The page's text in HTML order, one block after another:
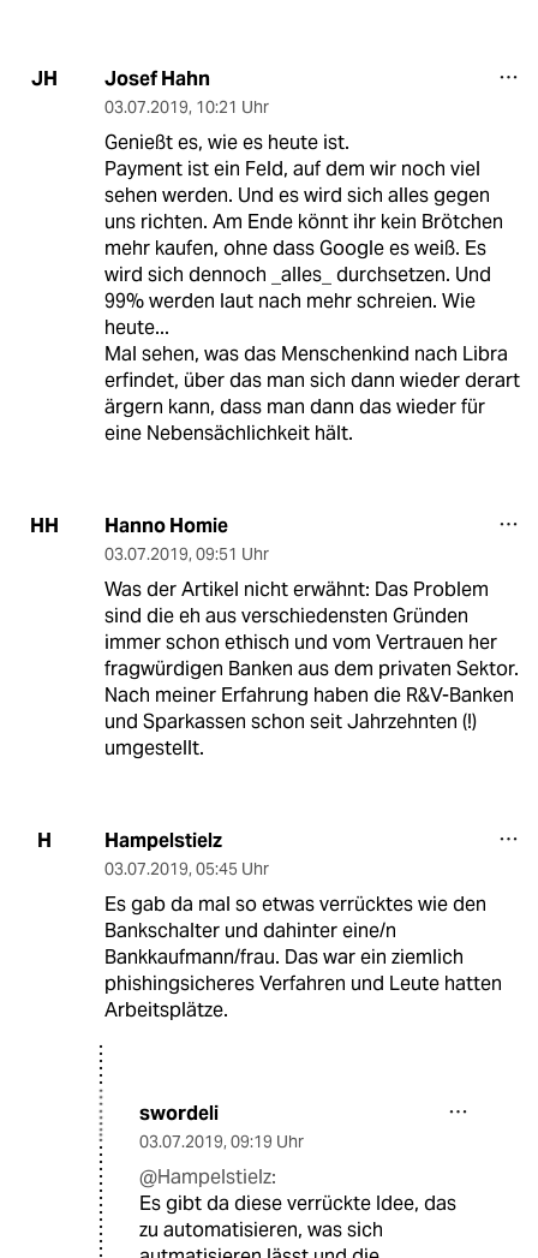
JH Josef Hahn
03.07.2019, 10:21 Uhr
Genießt es, wie es heute ist.
Payment ist ein Feld, auf dem wir noch viel
sehen werden. Und es wird sich alles gegen
uns richten. Am Ende könnt ihr kein Brötchen
mehr kaufen, ohne dass Google es weiß. Es
wird sich dennoch _alles_ durchsetzen. Und
99% werden laut nach mehr schreien. Wie
heute...
Mal sehen, was das Menschenkind nach Libra
erfindet, über das man sich dann wieder derart
ärgern kann, dass man dann das wieder für
eine Nebensächlichkeit hält.
HH Hanno Homie
03.07.2019, 09:51 Uhr
Was der Artikel nicht erwähnt: Das Problem
sind die eh aus verschiedensten Gründen
immer schon ethisch und vom Vertrauen her
fragwürdigen Banken aus dem privaten Sektor.
Nach meiner Erfahrung haben die R&V-Banken
und Sparkassen schon seit Jahrzehnten (!)
umgestellt.
H Hampelstielz
03.07.2019, 05:45 Uhr
Es gab da mal so etwas verrücktes wie den
Bankschalter und dahinter eine/n
Bankkaufmann/frau. Das war ein ziemlich
phishingsicheres Verfahren und Leute hatten
Arbeitsplätze.
swordeli
03.07.2019, 09:19 Uhr
@Hampelstielz:
Es gibt da diese verrückte Idee, das
zu automatisieren, was sich